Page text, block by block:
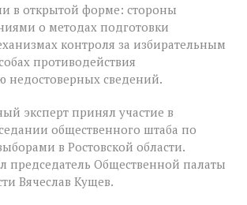
в открытой форме: стороны
о методах подготовки
контроля за избирательным
противодействия
недостоверных сведений.
эксперт принял участие в
общественного штаба по
в Ростовской области.
председатель Общественной палаты
Вячеслав Кущев.